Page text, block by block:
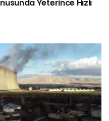
Yeterince Hızlı